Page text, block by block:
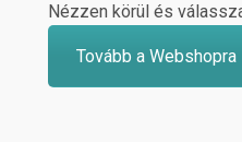
Nézzen körül és
Tovább a Webshopra